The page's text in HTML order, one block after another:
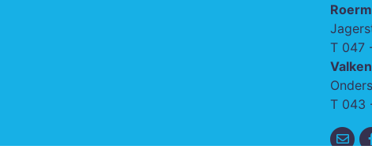
T 047
T 043